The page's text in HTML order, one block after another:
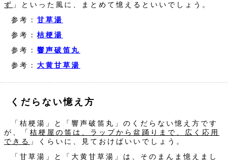
ず 」といった風に、まとめて憶えるといいでしょう。
参考：甘草湯
参考：桔梗湯
参考：響声破笛丸
参考：大黄甘草湯
くだらない憶え方
「桔梗湯」と「響声破笛丸」のくだらない憶え方です
が、「 桔梗屋の笛は、ラップから盆踊りまで、広く応用
できる 」くらいに、見ておけばいいでしょう。
「甘草湯」と「大黄甘草湯」は、そのまんま憶えまし